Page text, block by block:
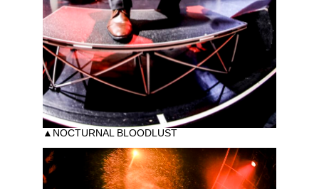
▲NOCTURNAL BLOODLUST